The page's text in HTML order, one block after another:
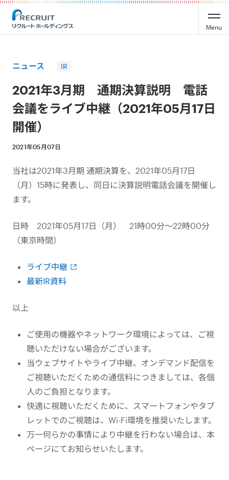
Recruit Holdings
Menu
ニュース IR
2021年3月期 通期決算説明 電話
会議をライブ中継（2021年05月17日
開催）
2021年05月07日
当社は2021年3月期 通期決算を、2021年05月17日
（月）15時に発表し、同日に決算説明電話会議を開催し
ます。
日時 2021年05月17日（月） 21時00分～22時00分
（東京時間）
ライブ中継
最新IR資料
以上
ご使用の機器やネットワーク環境によっては、ご視
聴いただけない場合がございます。
当ウェブサイトやライブ中継、オンデマンド配信を
ご視聴いただくための通信料につきましては、各個
人のご負担となります。
快適に視聴いただくために、スマートフォンやタブ
レットでのご視聴は、Wi-Fi環境を推奨いたします。
万一何らかの事情により中継を行わない場合は、本
ページにてお知らせいたします。